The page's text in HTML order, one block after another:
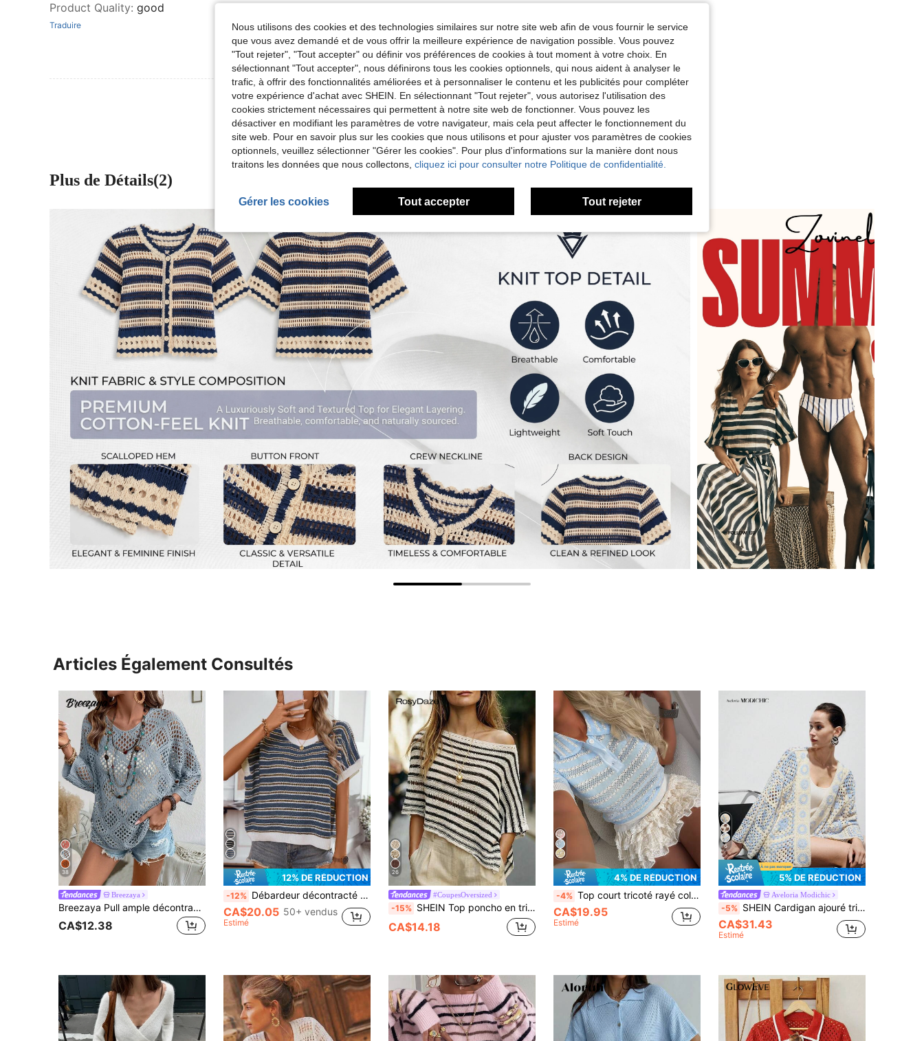
Product Quality: good
Traduire
Utile (0)
Voir Plus D'avis
Plus de Détails(2)
Articles Également Consultés
38
Breezaya
Breezaya Pull ample décontracté à manches longues et col en V unicolore avec décolleté ajouré pour femmes. Couvre-pull au crochet bohème d'été pour femmes. Hauts d'été en tricot pour femmes.
CA$12.38
12% DE RÉDUCTION
-12% Débardeur décontracté pour femmes, tricoté, rayé, sans manches, col rond, ample, avec découpes. Minimaliste, rétro, vintage, crème jaune, basique, pour l'été, la rentrée et l'automne. (Motif aléatoire)
CA$20.05 50+ vendus
Estimé
26
#CoupesOversized
-15% SHEIN Top poncho en tricot ajouré à rayures noires et blanches pour femmes, tenues décontractées d'été pour vacances et plage, col bateau, ourlet asymétrique, œillets, top bohème côtier
CA$14.18
4% DE RÉDUCTION
-4% Top court tricoté rayé col polo sexy rétro minimaliste mode été nouvelle pour femmes, plage, sortie, vacances, congés, décontracté, Y2K, rayé
CA$19.95
Estimé
6
5% DE RÉDUCTION
Aveloria Modichic
-5% SHEIN Cardigan ajouré tricoté au crochet pour femmes
CA$31.43
Estimé
Nous utilisons des cookies et des technologies similaires sur notre site web afin de vous fournir le service
que vous avez demandé et de vous offrir la meilleure expérience de navigation possible. Vous pouvez
"Tout rejeter", "Tout accepter" ou définir vos préférences de cookies à tout moment à votre choix. En
sélectionnant "Tout accepter", nous définirons tous les cookies optionnels, qui nous aident à analyser le
trafic, à offrir des fonctionnalités améliorées et à personnaliser le contenu et les publicités pour compléter
votre expérience d'achat avec SHEIN. En sélectionnant "Tout rejeter", vous autorisez l'utilisation des
cookies strictement nécessaires qui permettent à notre site web de fonctionner. Vous pouvez les
désactiver en modifiant les paramètres de votre navigateur, mais cela peut affecter le fonctionnement du
site web. Pour en savoir plus sur les cookies que nous utilisons et pour ajuster vos paramètres de cookies
optionnels, veuillez sélectionner "Gérer les cookies". Pour plus d'informations sur la manière dont nous
traitons les données que nous collectons, cliquez ici pour consulter notre Politique de confidentialité.
Gérer les cookies Tout accepter Tout rejeter